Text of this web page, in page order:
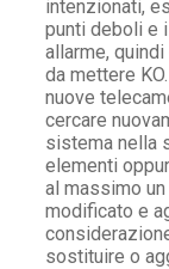
intenzionati,
punti deboli e
allarme,
da mettere
nuove
cercare
sistema nella
elementi
al massimo
modificato e
sostituire o